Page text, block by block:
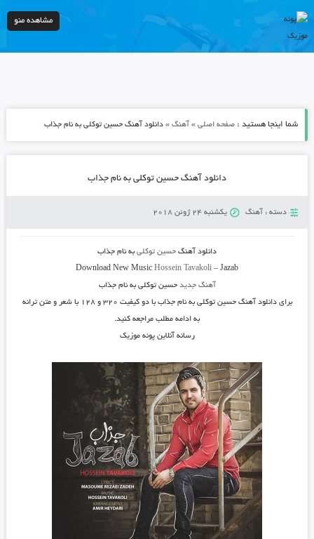
مشاهده منو
شما اینجا هستید : صفحه اصلی» آهنگ» دانلود آهنگ حسین توکلی به نام جذاب
دانلود آهنگ حسین توکلی به نام جذاب
دسته : آهنگ یکشنبه 24 ژوئن 2018
دانلود آهنگ حسین توکلیبه نام جذاب
Download New MusicHossein Tavakoli –Jazab
آهنگ جدید حسین توکلی به نام جذاب
برای دانلود آهنگ حسین توکلی به نام جذاب
با دو کیفیت ۳۲۰ و ۱۲۸ با شعر و متن ترانه
به ادامه مطلب مراجعه کنید.
رسانه آنلاین پونه موزیک